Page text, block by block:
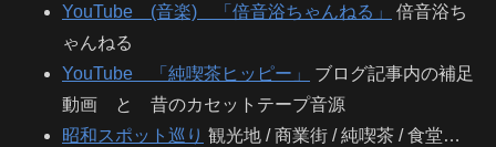
YouTube (音楽) 「倍音浴ちゃんねる」
倍音浴ち
ゃんねる
YouTube 「純喫茶ヒッピー」
ブログ記事内の補足
動画 と 昔のカセットテープ音源
昭和スポット巡り 観光地 / 商業街 / 純喫茶 / 食堂…